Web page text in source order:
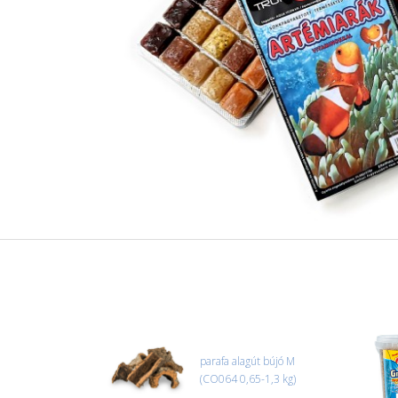
parafa alagút bújó M
(CO064 0,65-1,3 kg)